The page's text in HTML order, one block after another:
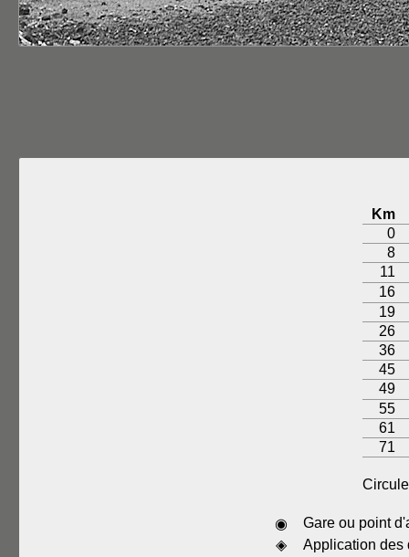
Km
0
8
11
16
19
26
36
45
49
55
61
71
◉
Gare ou point
◈
Application des